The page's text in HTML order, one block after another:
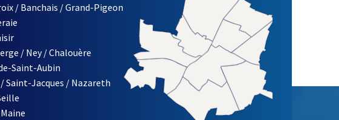
À LA LETTRE D'INFORMATION DE LA VILLE D'ANGERS
/ Banchais / Grand-Pigeon
/ Ney / Chalouère
Saint-Aubin
Saint-Jacques / Nazareth